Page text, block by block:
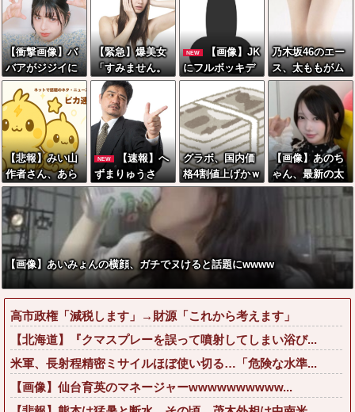
【衝撃画像】バ
バアがジジイに
チェーンソ
ー！？←一体何
があったんやコ
レw w w w w w
w w w
【緊急】爆美女
「すみません。
砲弾3つ持ってき
ました」警察
「！？」自衛隊
「！？」→結果
w w w w w w w
w
NEW
【画像】JK
にフルボッキデ
カチン見せた時
の反応集がこち
らww
乃木坂46のエー
ス、太ももがム
ッチムチすぎて
「こう」なるww
w
【悲報】みい山
作者さん、あら
ゆる過去を消し
まくる
NEW
【速報】へ
ずまりゅうさ
ん、完全に聖人
の顔へ←これw
w w w w w w w
グラボ、国内価
格4割値上げかｗ
ｗｗｗｗｗｗｗ
ｗｗｗｗｗｗｗ
ｗ
【画像】あのち
ゃん、最新の太
ももがあまりに
【画像】あいみょんの横顔、ガチでヌけると話題にwwww
高市政権「減税します」→財源「これから考えます」
【北海道】『クマスプレーを誤って噴射してしまい浴び...
米軍、長射程精密ミサイルほぼ使い切る…「危険な水準...
【画像】仙台育英のマネージャーwwwwwwwwww...